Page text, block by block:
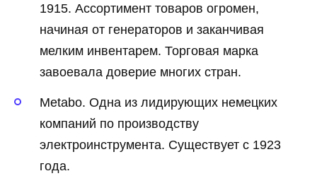
1915. Ассортимент товаров огромен,
начиная от генераторов и заканчивая
мелким инвентарем. Торговая марка
завоевала доверие многих стран.
Metabo. Одна из лидирующих немецких
компаний по производству
электроинструмента. Существует с 1923
года.